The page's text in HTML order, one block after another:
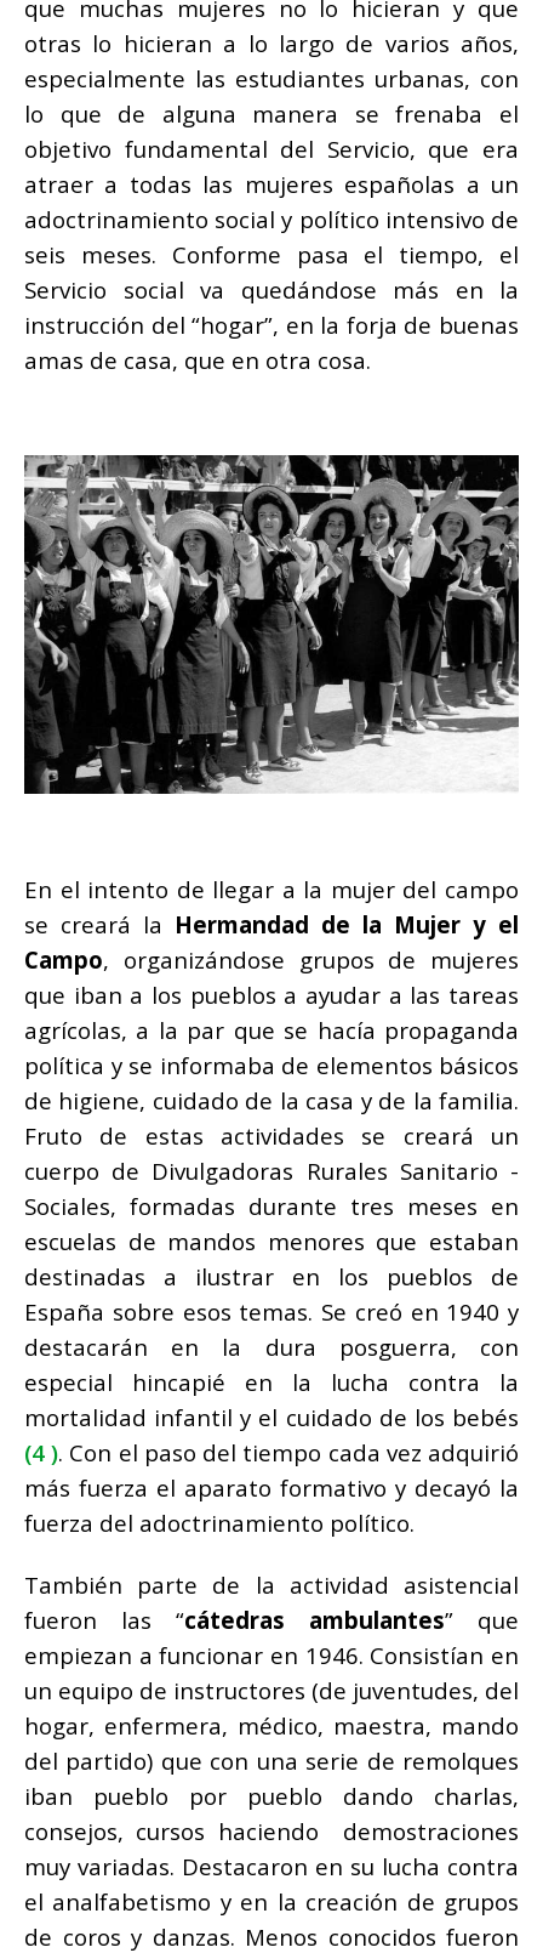
que muchas mujeres no lo hicieran y que
otras lo hicieran a lo largo de varios años,
especialmente las estudiantes urbanas, con
lo que de alguna manera se frenaba el
objetivo fundamental del Servicio, que era
atraer a todas las mujeres españolas a un
adoctrinamiento social y político intensivo de
seis meses. Conforme pasa el tiempo, el
Servicio social va quedándose más en la
instrucción del “hogar”, en la forja de buenas
amas de casa, que en otra cosa.
En el intento de llegar a la mujer del campo
se creará la Hermandad de la Mujer y el
Campo, organizándose grupos de mujeres
que iban a los pueblos a ayudar a las tareas
agrícolas, a la par que se hacía propaganda
política y se informaba de elementos básicos
de higiene, cuidado de la casa y de la familia.
Fruto de estas actividades se creará un
cuerpo de Divulgadoras Rurales Sanitario ­
Sociales, formadas durante tres meses en
escuelas de mandos menores que estaban
destinadas a ilustrar en los pueblos de
España sobre esos temas. Se creó en 1940 y
destacarán en la dura posguerra, con
especial hincapié en la lucha contra la
mortalidad infantil y el cuidado de los bebés
(4 ). Con el paso del tiempo cada vez adquirió
más fuerza el aparato formativo y decayó la
fuerza del adoctrinamiento político.
También parte de la actividad asistencial
fueron las “cátedras ambulantes” que
empiezan a funcionar en 1946. Consistían en
un equipo de instructores (de juventudes, del
hogar, enfermera, médico, maestra, mando
del partido) que con una serie de remolques
iban pueblo por pueblo dando charlas,
consejos, cursos haciendo demostraciones
muy variadas. Destacaron en su lucha contra
el analfabetismo y en la creación de grupos
de coros y danzas. Menos conocidos fueron